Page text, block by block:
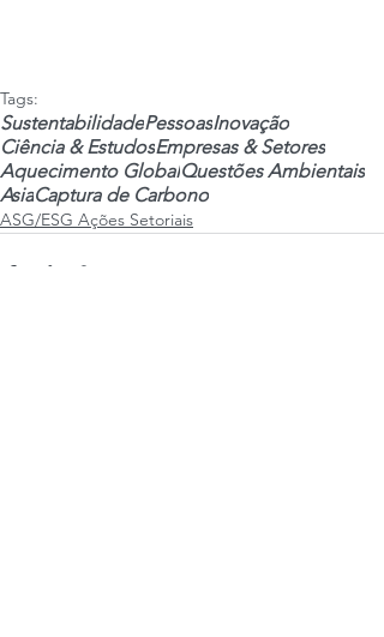
Tags:
SustentabilidadePessoasInovação
Ciência & EstudosEmpresas & Setores
Aquecimento GlobalQuestões Ambientais
AsiaCaptura de Carbono
ASG/ESG Ações Setoriais